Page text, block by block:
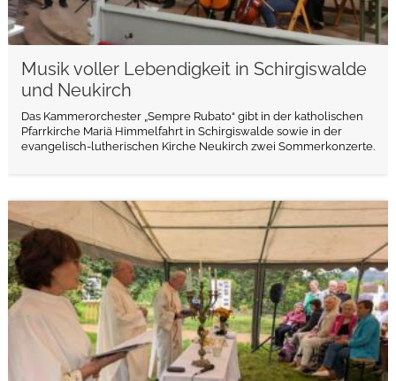
Musik voller Lebendigkeit in Schirgiswalde
und Neukirch
Das Kammerorchester „Sempre Rubato“ gibt in der katholischen
Pfarrkirche Mariä Himmelfahrt in Schirgiswalde sowie in der
evangelisch-lutherischen Kirche Neukirch zwei Sommerkonzerte.
weiterlesen